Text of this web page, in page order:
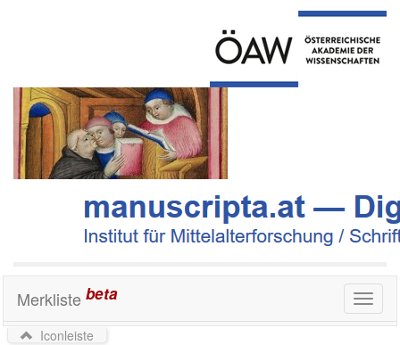
Toggle
Merkliste beta
Iconleiste